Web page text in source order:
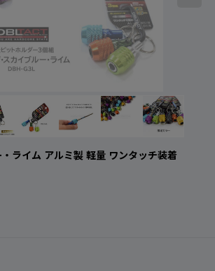
イム アルミ製 軽量 ワンタッチ装着